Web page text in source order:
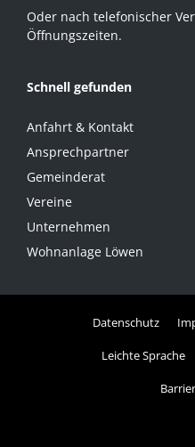
Oder nach telefonischer
Öffnungszeiten.
Schnell gefunden
Anfahrt & Kontakt
Ansprechpartner
Gemeinderat
Vereine
Unternehmen
Wohnanlage Löwen
Datenschutz
Leichte Sprache